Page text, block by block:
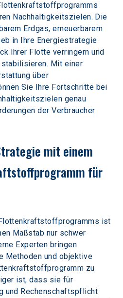
Nachhaltigkeitszielen. Die
Erdgas, erneuerbarem
in Ihre Energiestrategie
Ihrer Flotte verringern und
Mit einer
über
Sie Ihre Fortschritte bei
genau
der Verbraucher
mit einem
für
ist
Maßstab nur schwer
Experten bringen
Methoden und objektive
zu
ist, dass sie für
und Rechenschaftspflicht